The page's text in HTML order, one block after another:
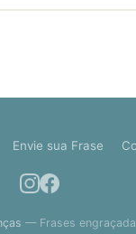
Envie sua Frase
— Frases